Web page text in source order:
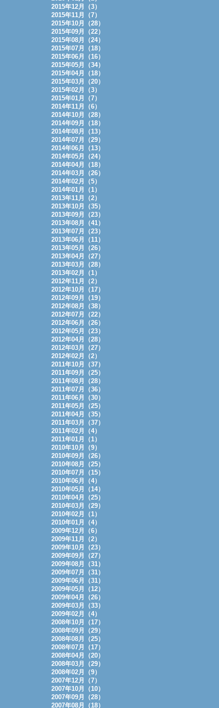
2015年12月（3）
2015年11月（7）
2015年10月（28）
2015年09月（22）
2015年08月（24）
2015年07月（18）
2015年06月（16）
2015年05月（34）
2015年04月（18）
2015年03月（20）
2015年02月（3）
2015年01月（7）
2014年11月（6）
2014年10月（28）
2014年09月（18）
2014年08月（13）
2014年07月（29）
2014年06月（13）
2014年05月（24）
2014年04月（18）
2014年03月（26）
2014年02月（5）
2014年01月（1）
2013年11月（2）
2013年10月（35）
2013年09月（23）
2013年08月（41）
2013年07月（23）
2013年06月（11）
2013年05月（26）
2013年04月（27）
2013年03月（28）
2013年02月（1）
2012年11月（2）
2012年10月（17）
2012年09月（19）
2012年08月（38）
2012年07月（22）
2012年06月（26）
2012年05月（23）
2012年04月（28）
2012年03月（27）
2012年02月（2）
2011年10月（37）
2011年09月（25）
2011年08月（28）
2011年07月（36）
2011年06月（30）
2011年05月（25）
2011年04月（35）
2011年03月（37）
2011年02月（4）
2011年01月（1）
2010年10月（9）
2010年09月（26）
2010年08月（25）
2010年07月（15）
2010年06月（4）
2010年05月（14）
2010年04月（25）
2010年03月（29）
2010年02月（1）
2010年01月（4）
2009年12月（6）
2009年11月（2）
2009年10月（23）
2009年09月（27）
2009年08月（31）
2009年07月（31）
2009年06月（31）
2009年05月（12）
2009年04月（26）
2009年03月（33）
2009年02月（4）
2008年10月（17）
2008年09月（29）
2008年08月（25）
2008年07月（17）
2008年04月（20）
2008年03月（29）
2008年02月（9）
2007年12月（7）
2007年10月（10）
2007年09月（28）
2007年08月（18）